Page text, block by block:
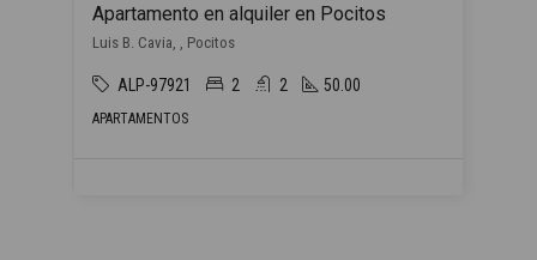
Apartamento en alquiler en Pocitos
Luis B. Cavia, , Pocitos
ALP-97921 2 2 50.00
APARTAMENTOS